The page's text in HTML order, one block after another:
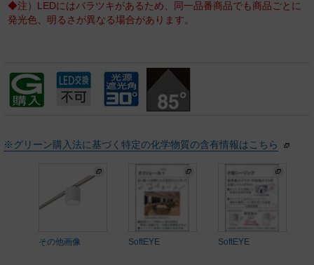
◆注）LEDにはバラツキがあるため、同一品番商品でも商品ごとに
発光色、明るさが異なる場合があります。
※グリーン購入法に基づく特定の化学物質の含有情報はこちら
その他画像 SoftEYE SoftEYE